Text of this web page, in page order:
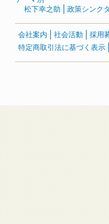
松下幸之助
政策シンク
会社案内 社会活動 採用
特定商取引法に基づく表示